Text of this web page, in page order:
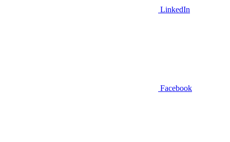
LinkedIn
Facebook